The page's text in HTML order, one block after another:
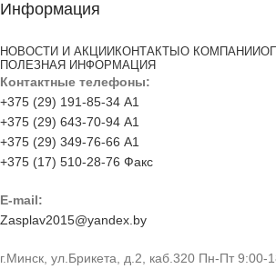
Информация
НОВОСТИ И АКЦИИ КОНТАКТЫ О КОМПАНИИ
ПОЛЕЗНАЯ ИНФОРМАЦИЯ
Контактные телефоны:
+375 (29) 191-85-34 А1
+375 (29) 643-70-94 А1
+375 (29) 349-76-66 А1
+375 (17) 510-28-76 Факс
E-mail:
Zasplav2015@yandex.by
г.Минск, ул.Брикета, д.2, каб.320 Пн-Пт 9:00-